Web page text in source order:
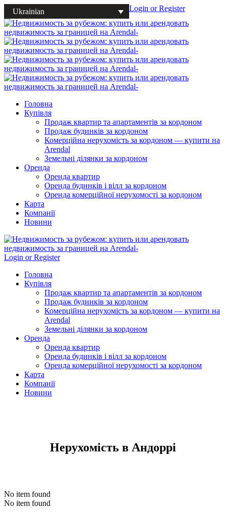
Ukrainian Login or Register
Головна
Купівля
Продаж квартир та апартаментів за кордоном
Продаж будинків за кордоном
Комерційна нерухомість за кордоном — купити на
Arendal
Земельні ділянки за кордоном
Оренда
Оренда квартир
Оренда будинків і вілл за кордоном
Оренда комерційної нерухомості за кордоном
Карта
Компанії
Новини
Login or Register
Головна
Купівля
Продаж квартир та апартаментів за кордоном
Продаж будинків за кордоном
Комерційна нерухомість за кордоном — купити на
Arendal
Земельні ділянки за кордоном
Оренда
Оренда квартир
Оренда будинків і вілл за кордоном
Оренда комерційної нерухомості за кордоном
Карта
Компанії
Новини
Нерухомість в Андоррі
No item found
No item found